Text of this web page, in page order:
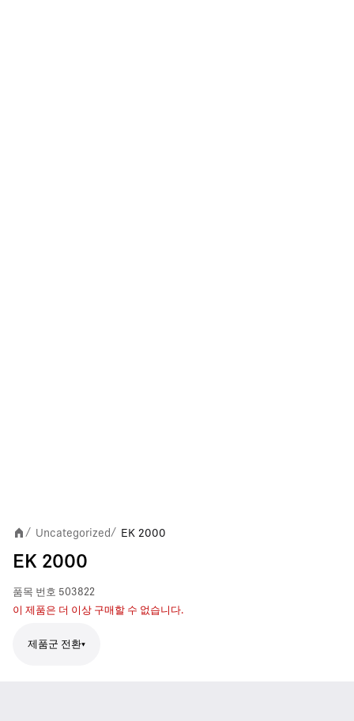
/ Uncategorized / EK 2000
EK 2000
품목 번호 503822
이 제품은 더 이상 구매할 수 없습니다.
제품군 전환